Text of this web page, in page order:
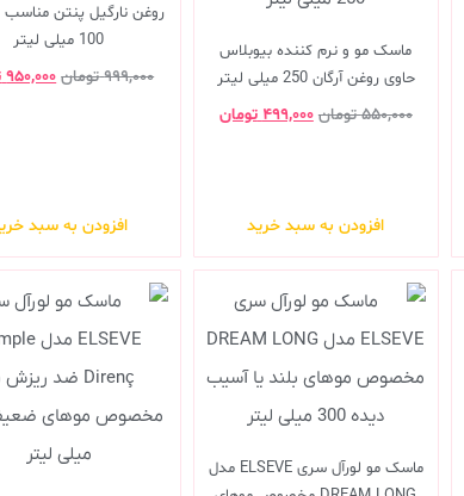
ماسک مو و نرم کننده بیوبلاس
حاوی روغن آرگان 250 میلی لیتر
۵۵۰,۰۰۰ تومان ۴۹۹,۰۰۰ تومان
افزودن به سبد خرید
روغن نارگیل پنتن مناسب
100 میلی لیتر
۹۹۹,۰۰۰ تومان ۹۵۰,۰۰۰
افزودن به سبد
ماسک مو لورآل سری ELSEVE مدل